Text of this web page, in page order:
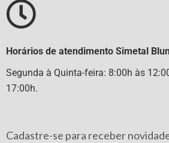
Horários de atendimento Simetal
Segunda à Quinta-feira: 8:00h às
17:00h.
Cadastre-se para receber